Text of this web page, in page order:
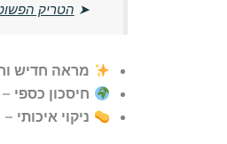
➤ הטריק
מראה חדיש
חיסכון כספי
ניקוי איכותי –